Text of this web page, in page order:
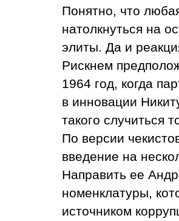
Понятно, что
натолкнуться на
элиты. Да и
Рискнем
1964 год, когда
в инновации
такого случиться
По версии
введение на
Направить ее
номенклатуры,
источником